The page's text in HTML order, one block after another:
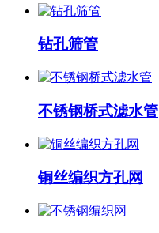
钻孔筛管
不锈钢桥式滤水管
铜丝编织方孔网